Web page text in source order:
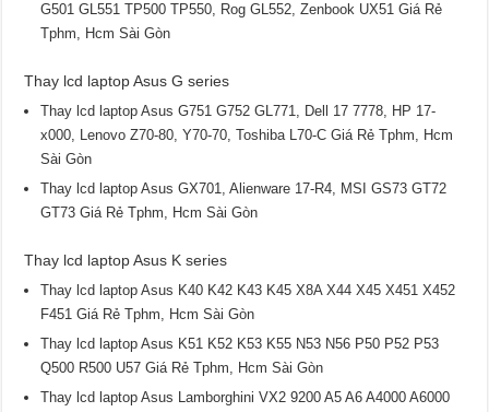
G501 GL551 TP500 TP550, Rog GL552, Zenbook UX51 Giá Rẻ
Tphm, Hcm Sài Gòn
Thay lcd laptop Asus G series
Thay lcd laptop Asus G751 G752 GL771, Dell 17 7778, HP 17-
x000, Lenovo Z70-80, Y70-70, Toshiba L70-C Giá Rẻ Tphm, Hcm
Sài Gòn
Thay lcd laptop Asus GX701, Alienware 17-R4, MSI GS73 GT72
GT73 Giá Rẻ Tphm, Hcm Sài Gòn
Thay lcd laptop Asus K series
Thay lcd laptop Asus K40 K42 K43 K45 X8A X44 X45 X451 X452
F451 Giá Rẻ Tphm, Hcm Sài Gòn
Thay lcd laptop Asus K51 K52 K53 K55 N53 N56 P50 P52 P53
Q500 R500 U57 Giá Rẻ Tphm, Hcm Sài Gòn
Thay lcd laptop Asus Lamborghini VX2 9200 A5 A6 A4000 A6000